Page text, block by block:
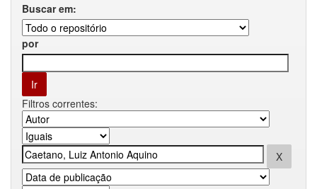
Buscar em:
por
Filtros correntes: